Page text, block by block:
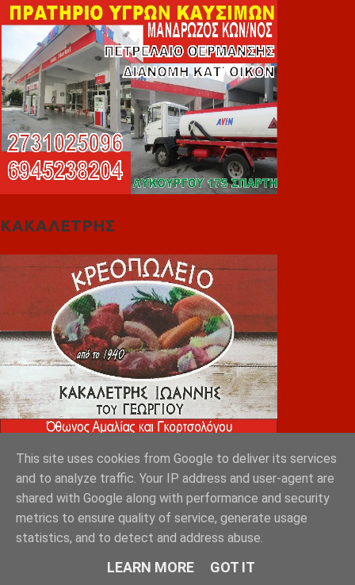
ΚΑΚΑΛΕΤΡΗΣ
ΑΝΟΥΣΟΣ
This site uses cookies from Google to deliver its services
and to analyze traffic. Your IP address and user-agent are
shared with Google along with performance and security
metrics to ensure quality of service, generate usage
statistics, and to detect and address abuse.
LEARN MORE GOT IT